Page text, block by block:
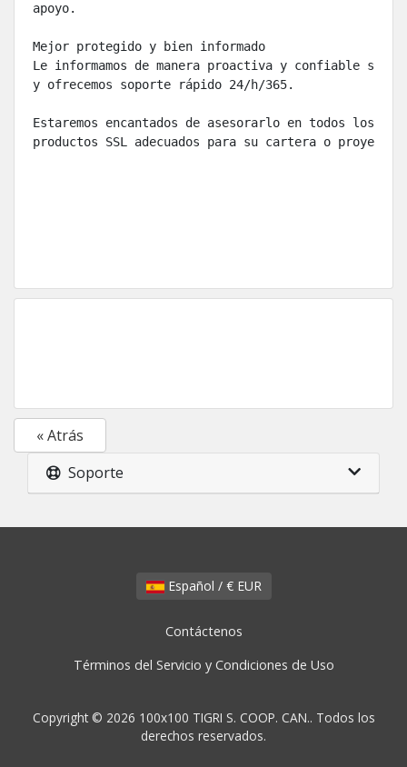
apoyo.
Mejor protegido y bien informado
Le informamos de manera proactiva y confiable
y ofrecemos soporte rápido 24/h/365.
Estaremos encantados de asesorarlo en todos los
productos SSL adecuados para su cartera o
« Atrás
Soporte
Español / € EUR
Contáctenos
Términos del Servicio y Condiciones de Uso
Copyright © 2026 100x100 TIGRI S. COOP. CAN.. Todos los
derechos reservados.